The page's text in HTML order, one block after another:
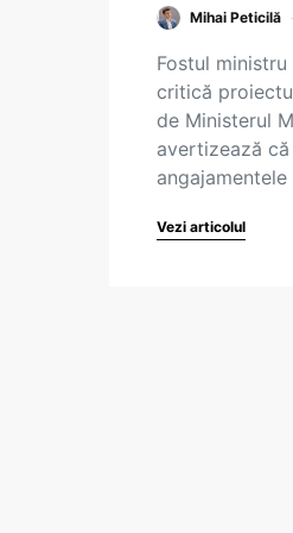
Mihai Peticilă
Fostul
critică
de Ministerul
avertizează
Vezi articolul